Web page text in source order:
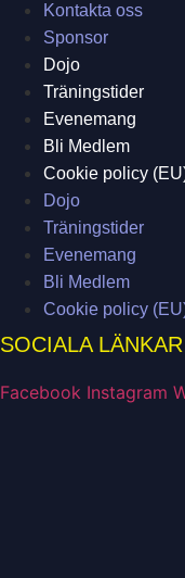
Kontakta oss
Sponsor
Dojo
Träningstider
Evenemang
Bli Medlem
Cookie policy
Dojo
Träningstider
Evenemang
Bli Medlem
Cookie policy
SOCIALA LÄNKAR
Facebook Instagram